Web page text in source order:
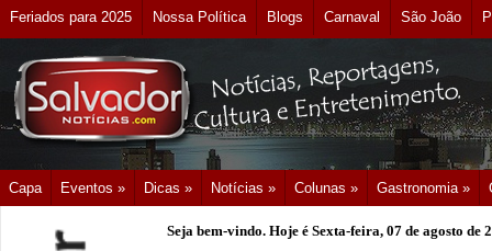
Feriados para 2025 Nossa Política Blogs Carnaval São João
Capa Eventos » Dicas » Notícias » Colunas » Gastronomia »
Seja bem-vindo. Hoje é Sexta-feira, 07 de agosto de